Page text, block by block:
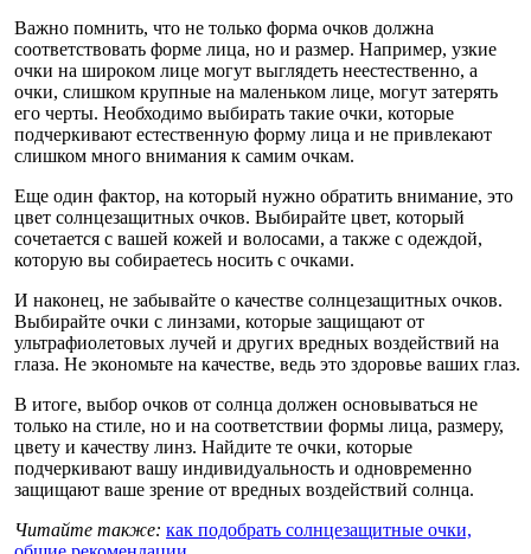
Важно помнить, что не только форма очков должна
соответствовать форме лица, но и размер. Например, узкие
очки на широком лице могут выглядеть неестественно, а
очки, слишком крупные на маленьком лице, могут затерять
его черты. Необходимо выбирать такие очки, которые
подчеркивают естественную форму лица и не привлекают
слишком много внимания к самим очкам.
Еще один фактор, на который нужно обратить внимание, это
цвет солнцезащитных очков. Выбирайте цвет, который
сочетается с вашей кожей и волосами, а также с одеждой,
которую вы собираетесь носить с очками.
И наконец, не забывайте о качестве солнцезащитных очков.
Выбирайте очки с линзами, которые защищают от
ультрафиолетовых лучей и других вредных воздействий на
глаза. Не экономьте на качестве, ведь это здоровье ваших глаз.
В итоге, выбор очков от солнца должен основываться не
только на стиле, но и на соответствии формы лица, размеру,
цвету и качеству линз. Найдите те очки, которые
подчеркивают вашу индивидуальность и одновременно
защищают ваше зрение от вредных воздействий солнца.
Читайте также: как подобрать солнцезащитные очки,